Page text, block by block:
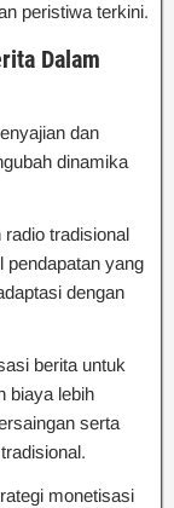
peristiwa terkini.
Dalam
dan
dinamika
tradisional
pendapatan yang
dengan
berita untuk
biaya lebih
serta
monetisasi